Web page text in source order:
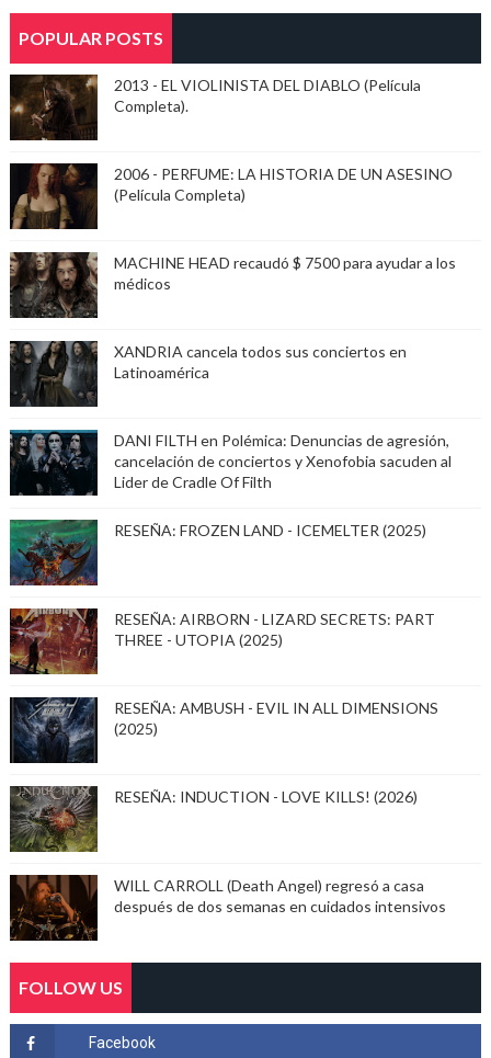
POPULAR POSTS
2013 - EL VIOLINISTA DEL DIABLO (Película
Completa).
2006 - PERFUME: LA HISTORIA DE UN ASESINO
(Película Completa)
MACHINE HEAD recaudó $ 7500 para ayudar a los
médicos
XANDRIA cancela todos sus conciertos en
Latinoamérica
DANI FILTH en Polémica: Denuncias de agresión,
cancelación de conciertos y Xenofobia sacuden al
Lider de Cradle Of Filth
RESEÑA: FROZEN LAND - ICEMELTER (2025)
RESEÑA: AIRBORN - LIZARD SECRETS: PART
THREE - UTOPIA (2025)
RESEÑA: AMBUSH - EVIL IN ALL DIMENSIONS
(2025)
RESEÑA: INDUCTION - LOVE KILLS! (2026)
WILL CARROLL (Death Angel) regresó a casa
después de dos semanas en cuidados intensivos
FOLLOW US